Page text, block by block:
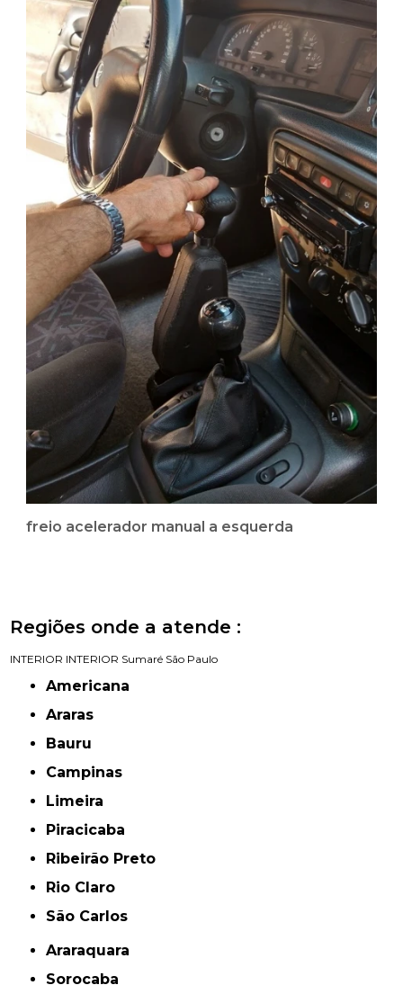
freio acelerador manual a esquerda
Regiões onde a atende :
INTERIOR INTERIOR Sumaré São Paulo
Americana
Araras
Bauru
Campinas
Limeira
Piracicaba
Ribeirão Preto
Rio Claro
São Carlos
Araraquara
Sorocaba